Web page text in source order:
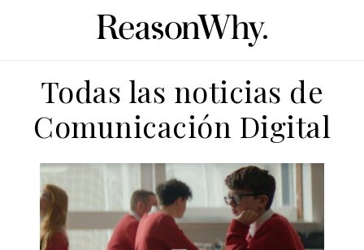
Todas las noticias de
Comunicación Digital